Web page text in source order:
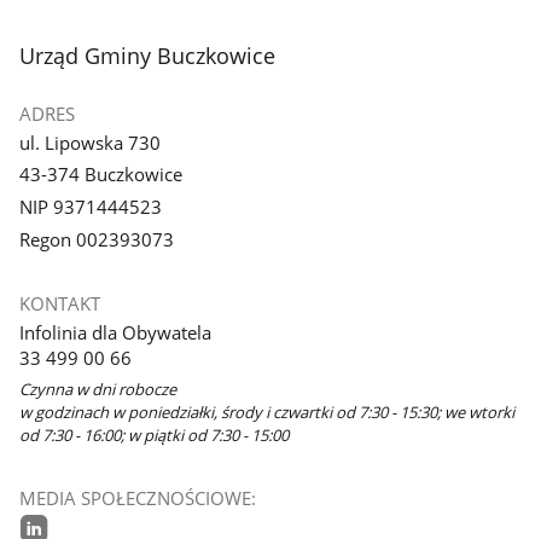
stopka
Urząd Gminy Buczkowice
ADRES
ul. Lipowska 730
43-374 Buczkowice
NIP 9371444523
Regon 002393073
KONTAKT
Infolinia dla Obywatela
33 499 00 66
Czynna w dni robocze
w godzinach w poniedziałki, środy i czwartki od 7:30 - 15:30; we wtorki
od 7:30 - 16:00; w piątki od 7:30 - 15:00
MEDIA SPOŁECZNOŚCIOWE: